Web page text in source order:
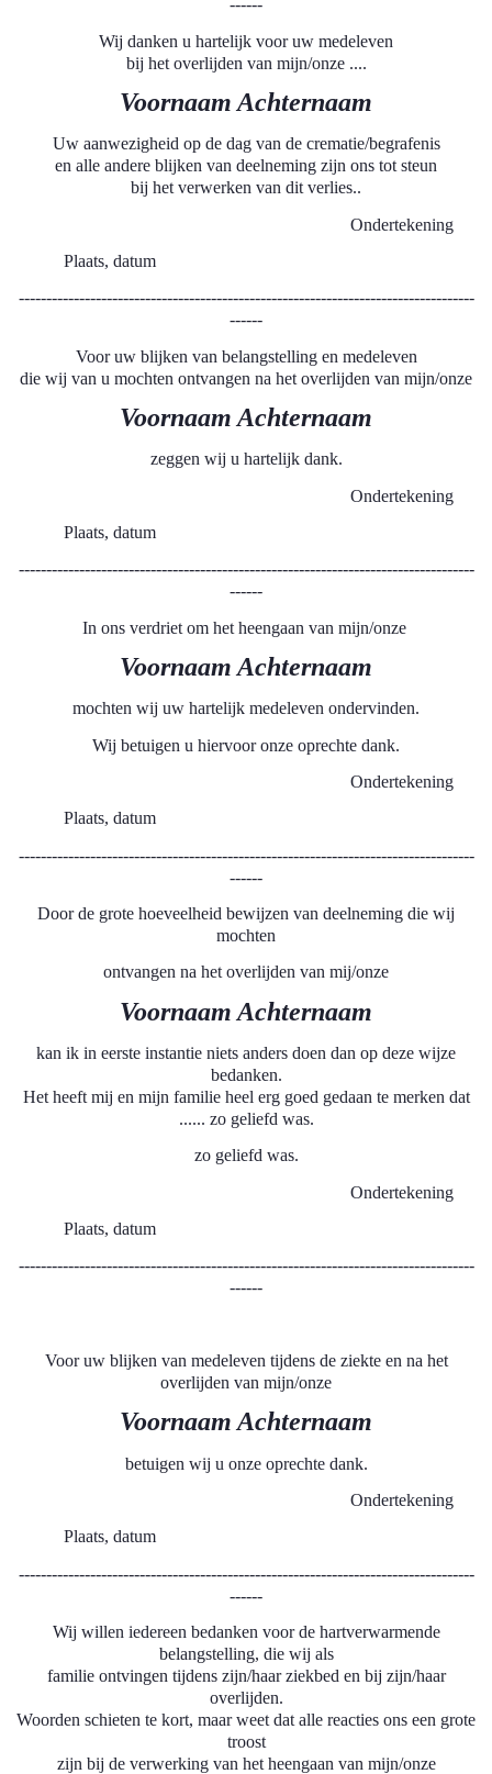
------
Wij danken u hartelijk voor uw medeleven
bij het overlijden van mijn/onze ....
Voornaam Achternaam
Uw aanwezigheid op de dag van de crematie/begrafenis
en alle andere blijken van deelneming zijn ons tot steun
bij het verwerken van dit verlies..
Ondertekening
Plaats, datum
-----------------------------------------------------------------------------------
------
Voor uw blijken van belangstelling en medeleven
die wij van u mochten ontvangen na het overlijden van mijn/onze
Voornaam Achternaam
zeggen wij u hartelijk dank.
Ondertekening
Plaats, datum
-----------------------------------------------------------------------------------
------
In ons verdriet om het heengaan van mijn/onze
Voornaam Achternaam
mochten wij uw hartelijk medeleven ondervinden.
Wij betuigen u hiervoor onze oprechte dank.
Ondertekening
Plaats, datum
-----------------------------------------------------------------------------------
------
Door de grote hoeveelheid bewijzen van deelneming die wij
mochten
ontvangen na het overlijden van mij/onze
Voornaam Achternaam
kan ik in eerste instantie niets anders doen dan op deze wijze
bedanken.
Het heeft mij en mijn familie heel erg goed gedaan te merken dat
...... zo geliefd was.
zo geliefd was.
Ondertekening
Plaats, datum
-----------------------------------------------------------------------------------
------
Voor uw blijken van medeleven tijdens de ziekte en na het
overlijden van mijn/onze
Voornaam Achternaam
betuigen wij u onze oprechte dank.
Ondertekening
Plaats, datum
-----------------------------------------------------------------------------------
------
Wij willen iedereen bedanken voor de hartverwarmende
belangstelling, die wij als
familie ontvingen tijdens zijn/haar ziekbed en bij zijn/haar
overlijden.
Woorden schieten te kort, maar weet dat alle reacties ons een grote
troost
zijn bij de verwerking van het heengaan van mijn/onze